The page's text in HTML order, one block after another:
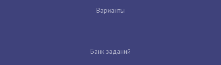
Варианты
Банк заданий